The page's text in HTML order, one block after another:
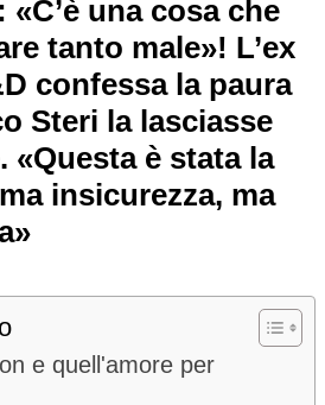
una cosa che
tanto male»! L’ex
confessa la paura
Steri la lasciasse
«Questa è stata la
insicurezza, ma
e quell'amore per